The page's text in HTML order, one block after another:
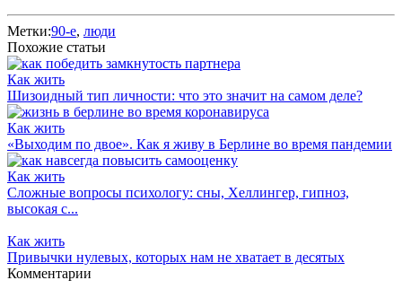
Метки:90-е, люди
Похожие статьи
Как жить
Шизоидный тип личности: что это значит на самом деле?
Как жить
«Выходим по двое». Как я живу в Берлине во время пандемии
Как жить
Сложные вопросы психологу: сны, Хеллингер, гипноз,
высокая с...
Как жить
Привычки нулевых, которых нам не хватает в десятых
Комментарии